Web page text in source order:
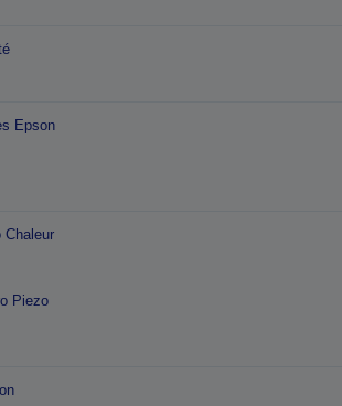
Epson
Chaleur
Piezo